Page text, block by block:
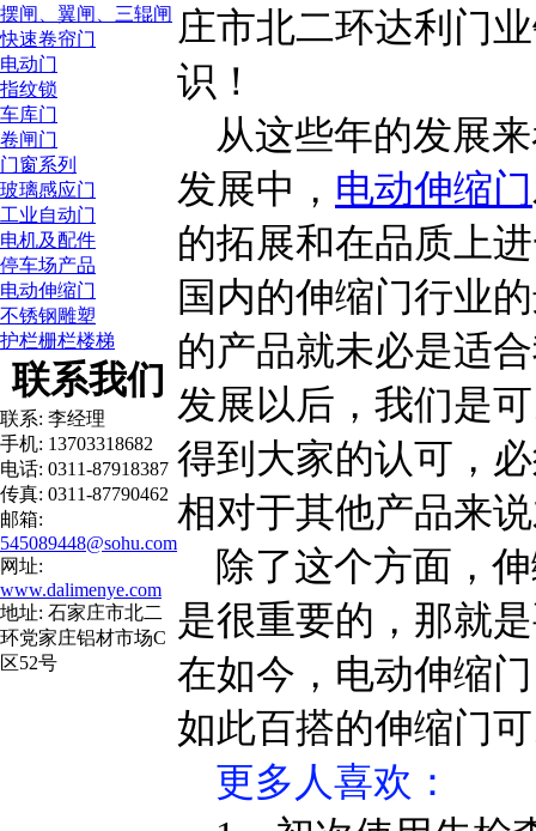
摆闸、翼闸、三辊闸
快速卷帘门
电动门
指纹锁
车库门
卷闸门
门窗系列
玻璃感应门
工业自动门
电机及配件
停车场产品
电动伸缩门
不锈钢雕塑
护栏栅栏楼梯
联系我们
联系: 李经理
手机: 13703318682
电话: 0311-87918387
传真: 0311-87790462
邮箱:
545089448@sohu.com
网址:
www.dalimenye.com
地址: 石家庄市北二
环党家庄铝材市场C
区52号
庄市北二环达利门
识！
从这些年的发展
发展中， 电动伸缩门
的拓展和在品质上
国内的伸缩门行业
的产品就未必是适
发展以后，我们是
得到大家的认可，
相对于其他产品来
除了这个方面，
是很重要的，那就
在如今，电动伸缩
如此百搭的伸缩门
更多人喜欢：